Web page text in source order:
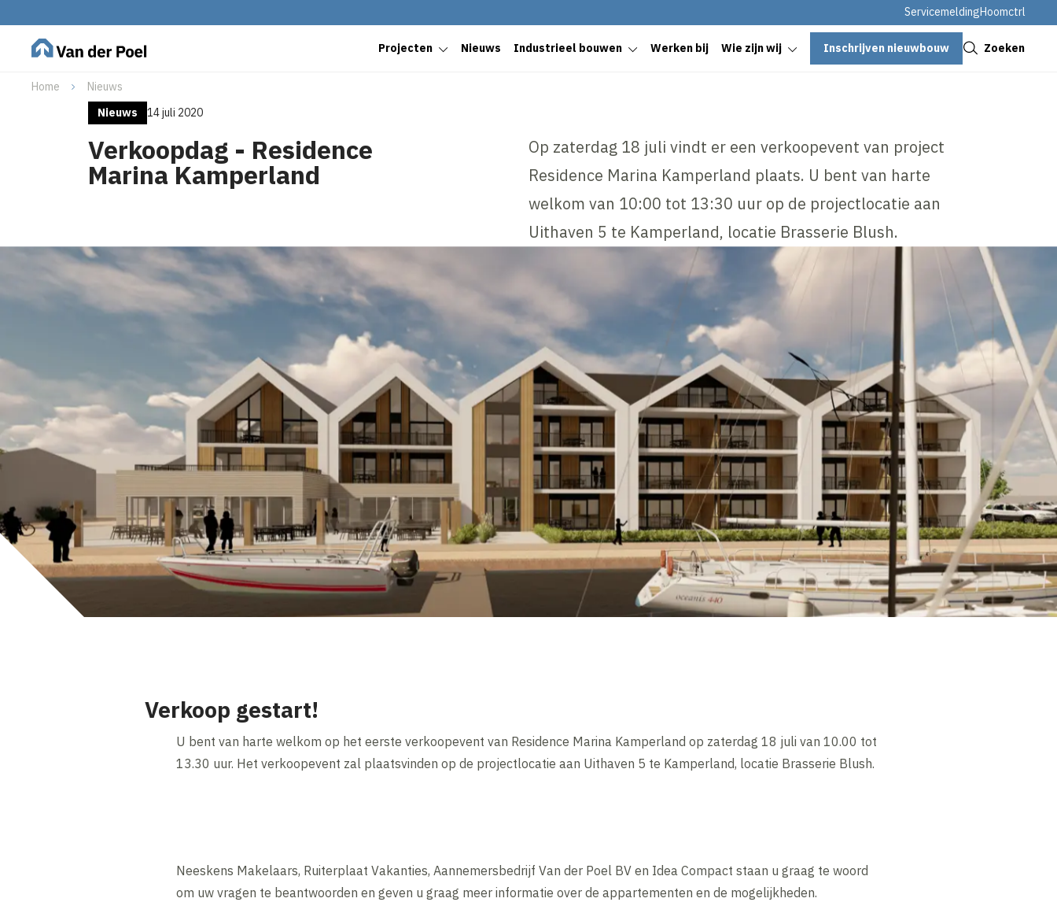
ServicemeldingHoomctrl
Projecten Nieuws Industrieel bouwen Werken bij Wie zijn wij Inschrijven nieuwbouw Zoeken
Home
Nieuws
Nieuws
14 juli 2020
Verkoopdag - Residence
Marina Kamperland
Op zaterdag 18 juli vindt er een verkoopevent van project
Residence Marina Kamperland plaats. U bent van harte
welkom van 10:00 tot 13:30 uur op de projectlocatie aan
Uithaven 5 te Kamperland, locatie Brasserie Blush.
Verkoop gestart!
U bent van harte welkom op het eerste verkoopevent van Residence Marina Kamperland op zaterdag 18 juli van 10.00 tot
13.30 uur. Het verkoopevent zal plaatsvinden op de projectlocatie aan Uithaven 5 te Kamperland, locatie Brasserie Blush.
Neeskens Makelaars, Ruiterplaat Vakanties, Aannemersbedrijf Van der Poel BV en Idea Compact staan u graag te woord
om uw vragen te beantwoorden en geven u graag meer informatie over de appartementen en de mogelijkheden.
Sluiten